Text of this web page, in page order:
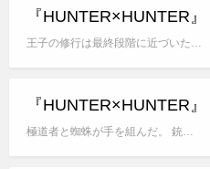
『HUNTER×HUNTER
王子の修行は最終段階に近づいた…
『HUNTER×HUNTER
極道者と蜘蛛が手を組んだ。 銃…